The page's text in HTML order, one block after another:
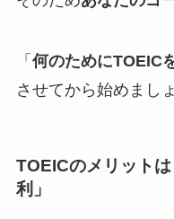
「 何のためにTOEIC
させてから始めましょ
TOEICのメリット
利」